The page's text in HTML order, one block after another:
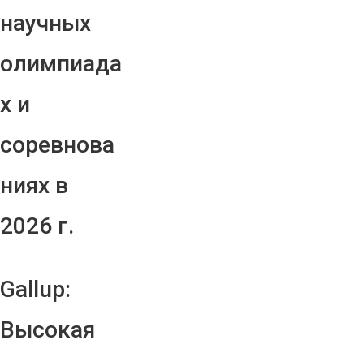
научных
олимпиада
х и
соревнова
ниях в
2026 г.
Gallup:
Высокая